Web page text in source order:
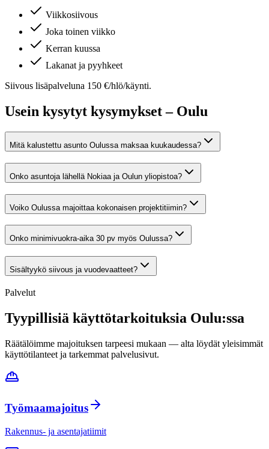
Viikkosiivous
Joka toinen viikko
Kerran kuussa
Lakanat ja pyyhkeet
Siivous lisäpalveluna 150 €/hlö/käynti.
Usein kysytyt kysymykset – Oulu
Mitä kalustettu asunto Oulussa maksaa kuukaudessa?
Onko asuntoja lähellä Nokiaa ja Oulun yliopistoa?
Voiko Oulussa majoittaa kokonaisen projektitiimin?
Onko minimivuokra-aika 30 pv myös Oulussa?
Sisältyykö siivous ja vuodevaatteet?
Palvelut
Tyypillisiä käyttötarkoituksia Oulu:ssa
Räätälöimme majoituksen tarpeesi mukaan — alta löydät yleisimmät
käyttötilanteet ja tarkemmat palvelusivut.
Työmaamajoitus
Rakennus- ja asentajatiimit